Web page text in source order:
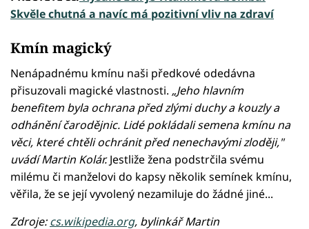
Skvěle chutná a navíc má pozitivní vliv na zdraví
Kmín magický
Nenápadnému kmínu naši předkové odedávna
přisuzovali magické vlastnosti. „Jeho hlavním
benefitem byla ochrana před zlými duchy a kouzly a
odhánění čarodějnic. Lidé pokládali semena kmínu na
věci, které chtěli ochránit před nenechavými zloději,"
uvádí Martin Kolár.Jestliže žena podstrčila svému
milému či manželovi do kapsy několik semínek kmínu,
věřila, že se její vyvolený nezamiluje do žádné jiné...
Zdroje:cs.wikipedia.org, bylinkář Martin